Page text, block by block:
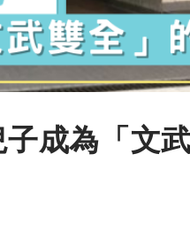
子成為「文